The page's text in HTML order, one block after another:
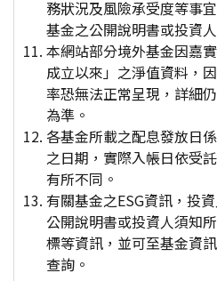
務狀況及風險承受度等事
基金之公開說明書或投資
本網站部分境外基金因嘉
成立以來」之淨值資料，
率恐無法正常呈現，詳細
為準。
各基金所載之配息發放日
之日期，實際入帳日依受
有所不同。
有關基金之ESG資訊，投
公開說明書或投資人須知
標等資訊，並可至基金資
查詢。